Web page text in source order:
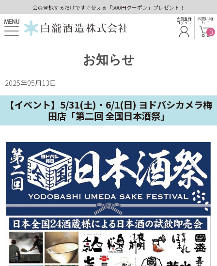
会員登録するだけですぐ使える「500円クーポン」プレゼント！
会員登録
ログイン
お買い物
カゴ
0
お知らせ
2025年05月13日
【イベント】5/31(土)・6/1(日) ヨドバシカメラ梅
田店「第二回 全国日本酒祭」